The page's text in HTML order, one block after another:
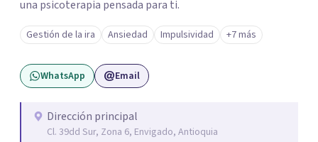
una psicoterapia pensada para ti.
Gestión de la ira Ansiedad Impulsividad +7 más
WhatsApp Email
Dirección principal
Cl. 39dd Sur, Zona 6, Envigado, Antioquia